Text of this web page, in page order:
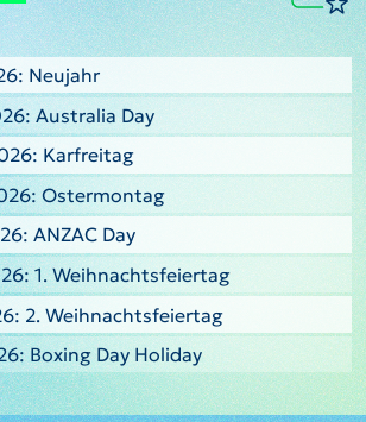
Neujahr
Australia Day
Karfreitag
Ostermontag
ANZAC Day
1. Weihnachtsfeiertag
2. Weihnachtsfeiertag
Boxing Day Holiday